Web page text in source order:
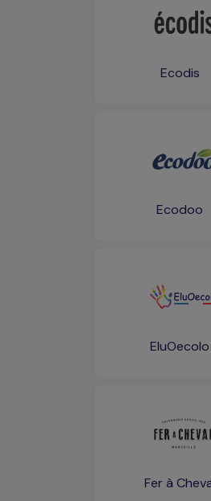
Ecodis
Ecodoo
EluOecolo
Fer à